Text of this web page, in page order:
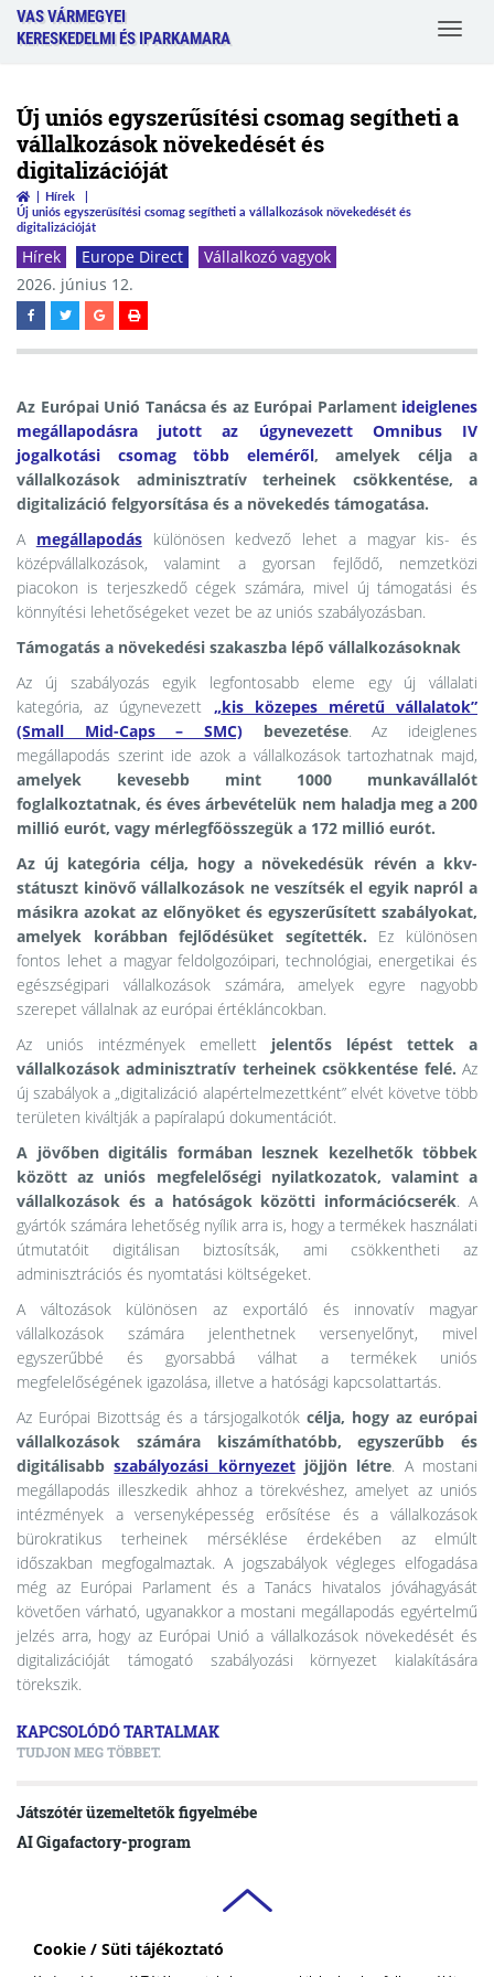
Cookie / Süti tájékoztató
VAS VÁRMEGYEI
KERESKEDELMI ÉS IPARKAMARA
Toggle
Új uniós egyszerűsítési csomag segítheti a
vállalkozások növekedését és
digitalizációját
Hírek
Új uniós egyszerűsítési csomag segítheti a vállalkozások növekedését és
digitalizációját
Hírek Europe Direct
Vállalkozó vagyok
2026. június 12.
Az Európai Unió Tanácsa és az Európai Parlament ideiglenes
megállapodásra jutott az úgynevezett Omnibus IV
jogalkotási csomag több eleméről, amelyek célja a
vállalkozások adminisztratív terheinek csökkentése, a
digitalizáció felgyorsítása és a növekedés támogatása.
A megállapodáskülönösen kedvező lehet a magyar kis- és
középvállalkozások, valamint a gyorsan fejlődő, nemzetközi
piacokon is terjeszkedő cégek számára, mivel új támogatási és
könnyítési lehetőségeket vezet be az uniós szabályozásban.
Támogatás a növekedési szakaszba lépő vállalkozásoknak
Az új szabályozás egyik legfontosabb eleme egy új vállalati
kategória, az úgynevezett „kis közepes méretű vállalatok”
(Small Mid-Caps – SMC) bevezetése. Az ideiglenes
megállapodás szerint ide azok a vállalkozások tartozhatnak majd,
amelyek kevesebb mint 1000 munkavállalót
foglalkoztatnak, és éves árbevételük nem haladja meg a 200
millió eurót, vagy mérlegfőösszegük a 172 millió eurót.
Az új kategória célja, hogy a növekedésük révén a kkv-
státuszt kinövő vállalkozások ne veszítsék el egyik napról a
másikra azokat az előnyöket és egyszerűsített szabályokat,
amelyek korábban fejlődésüket segítették. Ez különösen
fontos lehet a magyar feldolgozóipari, technológiai, energetikai és
egészségipari vállalkozások számára, amelyek egyre nagyobb
szerepet vállalnak az európai értékláncokban.
Az uniós intézmények emellett jelentős lépést tettek a
vállalkozások adminisztratív terheinek csökkentése felé. Az
új szabályok a „digitalizáció alapértelmezettként” elvét követve több
területen kiváltják a papíralapú dokumentációt.
A jövőben digitális formában lesznek kezelhetők többek
között az uniós megfelelőségi nyilatkozatok, valamint a
vállalkozások és a hatóságok közötti információcserék. A
gyártók számára lehetőség nyílik arra is, hogy a termékek használati
útmutatóit digitálisan biztosítsák, ami csökkentheti az
adminisztrációs és nyomtatási költségeket.
A változások különösen az exportáló és innovatív magyar
vállalkozások számára jelenthetnek versenyelőnyt, mivel
egyszerűbbé és gyorsabbá válhat a termékek uniós
megfelelőségének igazolása, illetve a hatósági kapcsolattartás.
Az Európai Bizottság és a társjogalkotók célja, hogy az európai
vállalkozások számára kiszámíthatóbb, egyszerűbb és
digitálisabbszabályozási környezetjöjjön létre. A mostani
megállapodás illeszkedik ahhoz a törekvéshez, amelyet az uniós
intézmények a versenyképesség erősítése és a vállalkozások
bürokratikus terheinek mérséklése érdekében az elmúlt
időszakban megfogalmaztak. A jogszabályok végleges elfogadása
még az Európai Parlament és a Tanács hivatalos jóváhagyását
követően várható, ugyanakkor a mostani megállapodás egyértelmű
jelzés arra, hogy az Európai Unió a vállalkozások növekedését és
digitalizációját támogató szabályozási környezet kialakítására
törekszik.
KAPCSOLÓDÓ TARTALMAK
TUDJON MEG TÖBBET.
Játszótér üzemeltetők figyelmébe
AI Gigafactory-program
VAS VÁRMEGYEI